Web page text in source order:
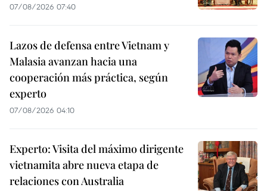
07/08/2026 07:40
Lazos de defensa entre Vietnam y
Malasia avanzan hacia una
cooperación más práctica, según
experto
07/08/2026 04:10
Experto: Visita del máximo dirigente
vietnamita abre nueva etapa de
relaciones con Australia